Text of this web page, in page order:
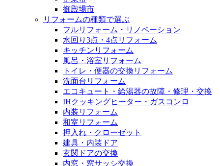
御殿場市
リフォームの種類で選ぶ
フルリフォーム・リノベーション
水回り3点・4点リフォーム
キッチンリフォーム
風呂・浴室リフォーム
トイレ・便器の交換リフォーム
洗面台リフォーム
エコキュート・給湯器の故障・修理・交換
IHクッキングヒーター・ガスコンロ
内装リフォーム
和室リフォーム
押入れ・クローゼット
建具・内装ドア
玄関ドアの交換
内窓・窓サッシ交換